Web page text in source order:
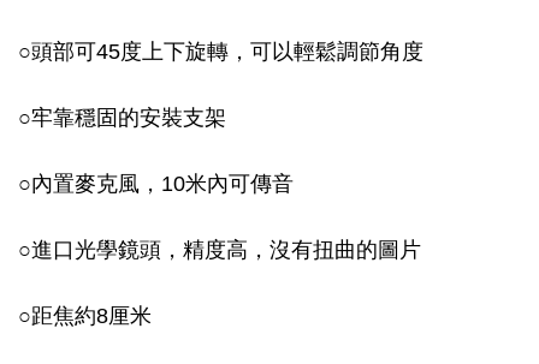
○頭部可45度上下旋轉，可以輕鬆調節角度
○牢靠穩固的安裝支架
○內置麥克風，10米內可傳音
○進口光學鏡頭，精度高，沒有扭曲的圖片
○距焦約8厘米